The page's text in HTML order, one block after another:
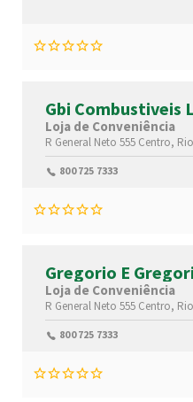
Gbi Combustiveis
Loja de Conveniência
R General Neto 555 Centro,
800 725 7333
Gregorio E
Conve
Loja de Conveniência
R General Neto 555 Centro,
800 725 7333